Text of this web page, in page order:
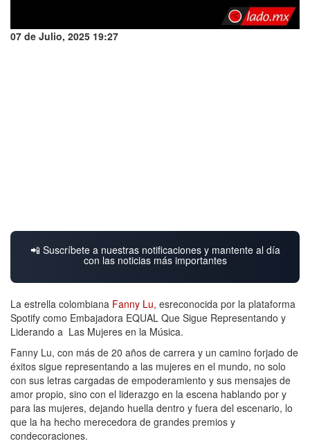
07 de Julio, 2025 19:27
📲 Suscríbete a nuestras notificaciones y mantente al día
con las noticias más importantes
La estrella colombiana Fanny Lu, esreconocida por la plataforma
Spotify como Embajadora EQUAL Que Sigue Representando y
Liderando a Las Mujeres en la Música.
Fanny Lu, con más de 20 años de carrera y un camino forjado de
éxitos sigue representando a las mujeres en el mundo, no solo
con sus letras cargadas de empoderamiento y sus mensajes de
amor propio, sino con el liderazgo en la escena hablando por y
para las mujeres, dejando huella dentro y fuera del escenario, lo
que la ha hecho merecedora de grandes premios y
condecoraciones.